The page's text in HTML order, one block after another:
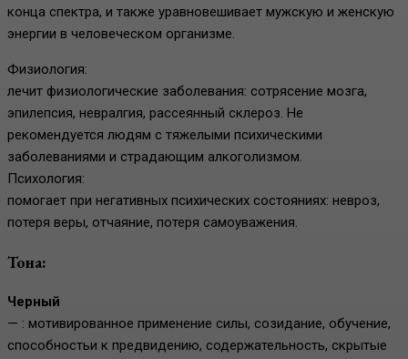
конца спектра, и также уравновешивает мужскую и женскую
энергии в человеческом организме.
Физиология:
лечит физиологические заболевания: сотрясение мозга,
эпилепсия, невралгия, рассеянный склероз. Не
рекомендуется людям с тяжелыми психическими
заболеваниями и страдающим алкоголизмом.
Психология:
помогает при негативных психических состояниях: невроз,
потеря веры, отчаяние, потеря самоуважения.
Тона:
Черный
— : мотивированное применение силы, созидание, обучение,
способностьи к предвидению, содержательность, скрытые